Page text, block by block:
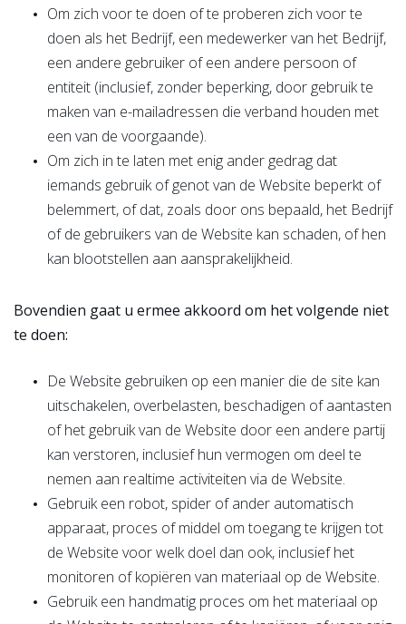
Om zich voor te doen of te proberen zich voor te
doen als het Bedrijf, een medewerker van het Bedrijf,
een andere gebruiker of een andere persoon of
entiteit (inclusief, zonder beperking, door gebruik te
maken van e-mailadressen die verband houden met
een van de voorgaande).
Om zich in te laten met enig ander gedrag dat
iemands gebruik of genot van de Website beperkt of
belemmert, of dat, zoals door ons bepaald, het Bedrijf
of de gebruikers van de Website kan schaden, of hen
kan blootstellen aan aansprakelijkheid.
Bovendien gaat u ermee akkoord om het volgende niet
te doen:
De Website gebruiken op een manier die de site kan
uitschakelen, overbelasten, beschadigen of aantasten
of het gebruik van de Website door een andere partij
kan verstoren, inclusief hun vermogen om deel te
nemen aan realtime activiteiten via de Website.
Gebruik een robot, spider of ander automatisch
apparaat, proces of middel om toegang te krijgen tot
de Website voor welk doel dan ook, inclusief het
monitoren of kopiëren van materiaal op de Website.
Gebruik een handmatig proces om het materiaal op